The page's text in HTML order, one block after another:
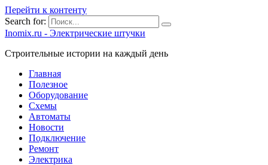
Перейти к контенту
Search for:
Inomix.ru - Электрические штучки
Cтроительные истории на каждый день
Главная
Полезное
Оборудование
Схемы
Автоматы
Новости
Подключение
Ремонт
Электрика